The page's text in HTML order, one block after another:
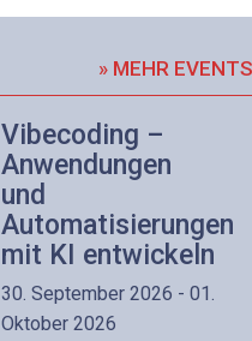
» MEHR EVENTS
Vibecoding –
Anwendungen
und
Automatisierungen
mit KI entwickeln
30. September 2026 - 01.
Oktober 2026